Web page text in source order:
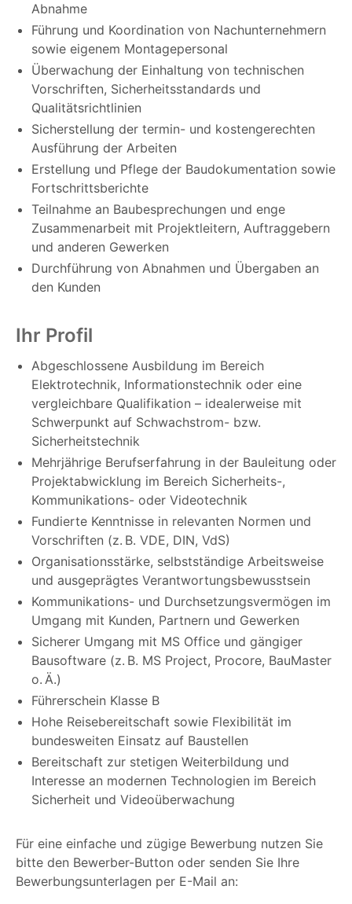
Abnahme
Führung und Koordination von Nachunternehmern
sowie eigenem Montagepersonal
Überwachung der Einhaltung von technischen
Vorschriften, Sicherheitsstandards und
Qualitätsrichtlinien
Sicherstellung der termin- und kostengerechten
Ausführung der Arbeiten
Erstellung und Pflege der Baudokumentation sowie
Fortschrittsberichte
Teilnahme an Baubesprechungen und enge
Zusammenarbeit mit Projektleitern, Auftraggebern
und anderen Gewerken
Durchführung von Abnahmen und Übergaben an
den Kunden
Ihr Profil
Abgeschlossene Ausbildung im Bereich
Elektrotechnik, Informationstechnik oder eine
vergleichbare Qualifikation – idealerweise mit
Schwerpunkt auf Schwachstrom- bzw.
Sicherheitstechnik
Mehrjährige Berufserfahrung in der Bauleitung oder
Projektabwicklung im Bereich Sicherheits-,
Kommunikations- oder Videotechnik
Fundierte Kenntnisse in relevanten Normen und
Vorschriften (z. B. VDE, DIN, VdS)
Organisationsstärke, selbstständige Arbeitsweise
und ausgeprägtes Verantwortungsbewusstsein
Kommunikations- und Durchsetzungsvermögen im
Umgang mit Kunden, Partnern und Gewerken
Sicherer Umgang mit MS Office und gängiger
Bausoftware (z. B. MS Project, Procore, BauMaster
o. Ä.)
Führerschein Klasse B
Hohe Reisebereitschaft sowie Flexibilität im
bundesweiten Einsatz auf Baustellen
Bereitschaft zur stetigen Weiterbildung und
Interesse an modernen Technologien im Bereich
Sicherheit und Videoüberwachung
Für eine einfache und zügige Bewerbung nutzen Sie
bitte den Bewerber-Button oder senden Sie Ihre
Bewerbungsunterlagen per E-Mail an: